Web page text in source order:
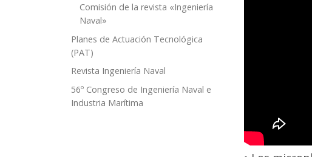
Comisión de la revista «Ingeniería
Naval»
Planes de Actuación Tecnológica
(PAT)
Revista Ingeniería Naval
56º Congreso de Ingeniería Naval e
Industria Marítima